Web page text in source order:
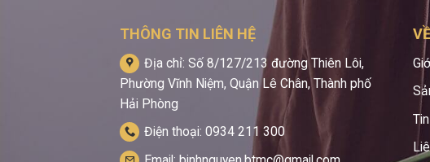
THÔNG TIN LIÊN HỆ
Địa chỉ: Số 8/127/213 đường Thiên Lôi,
Phường Vĩnh Niệm, Quận Lê Chân, Thành phố
Hải Phòng
Điện thoại: 0934 211 300